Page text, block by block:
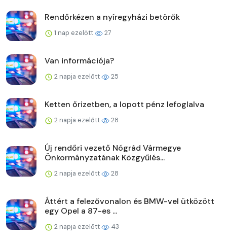
Rendőrkézen a nyíregyházi betörők
1 nap ezelőtt 27
Van információja?
2 napja ezelőtt 25
Ketten őrizetben, a lopott pénz lefoglalva
2 napja ezelőtt 28
Új rendőri vezető Nógrád Vármegye
Önkormányzatának Közgyűlés...
2 napja ezelőtt 28
Áttért a felezővonalon és BMW-vel ütközött
egy Opel a 87-es ...
2 napja ezelőtt 43